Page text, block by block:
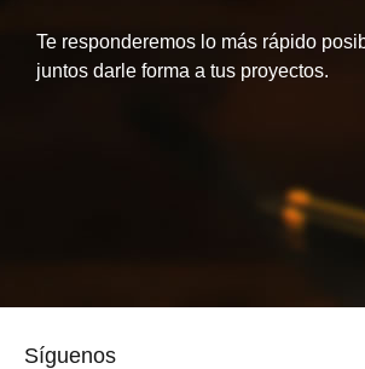
Te responderemos lo más rápido
juntos darle forma a tus proyectos.
Síguenos